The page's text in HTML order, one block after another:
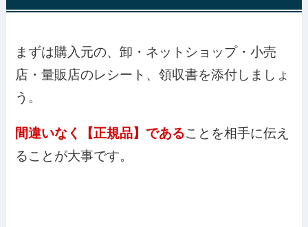
まずは購入元の、卸・ネットショップ・小売
店・量販店のレシート、領収書を添付しましょ
う。
間違いなく【正規品】であることを相手に伝え
ることが大事です。